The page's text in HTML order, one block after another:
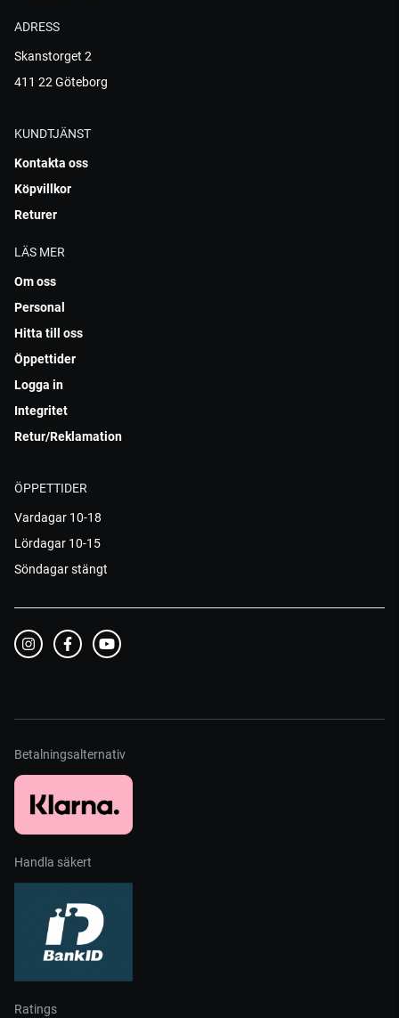
ADRESS
Skanstorget 2
411 22 Göteborg
KUNDTJÄNST
Kontakta oss
Köpvillkor
Returer
LÄS MER
Om oss
Personal
Hitta till oss
Öppettider
Logga in
Integritet
Retur/Reklamation
ÖPPETTIDER
Vardagar 10-18
Lördagar 10-15
Söndagar stängt
Betalningsalternativ
Handla säkert
Ratings